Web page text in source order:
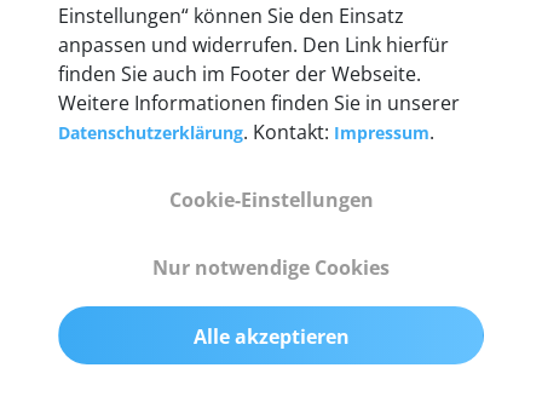
Technische Details &
Lieferumfang
55 mm x 25 mm x 12 mm
200 g
Einstellungen“ können Sie den Einsatz
anpassen und widerrufen. Den Link hierfür
finden Sie auch im Footer der Webseite.
Weitere Informationen finden Sie in unserer
Datenschutzerklärung. Kontakt: Impressum.
Cookie-Einstellungen
Nur notwendige Cookies
Alle akzeptieren